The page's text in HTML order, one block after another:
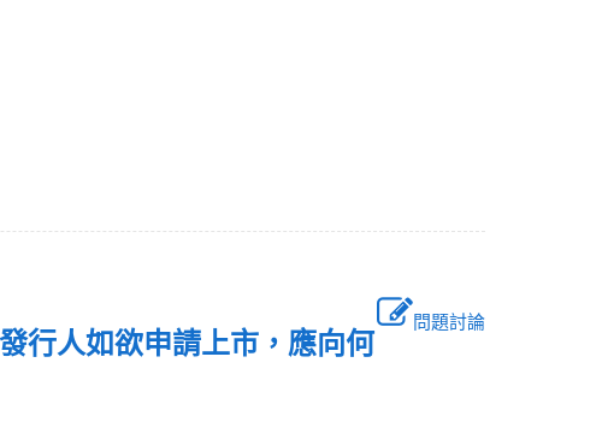
問題討論
行人如欲申請上市，應向何